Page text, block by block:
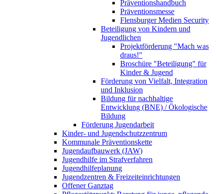
Präventionshandbuch
Präventionsmesse
Flensburger Medien Security
Beteiligung von Kindern und
Jugendlichen
Projektförderung "Mach was
draus!"
Broschüre "Beteiligung" für
Kinder & Jugend
Förderung von Vielfalt, Integration
und Inklusion
Bildung für nachhaltige
Entwicklung (BNE) / Ökologische
Bildung
Förderung Jugendarbeit
Kinder- und Jugendschutzzentrum
Kommunale Präventionskette
Jugendaufbauwerk (JAW)
Jugendhilfe im Strafverfahren
Jugendhilfeplanung
Jugendzentren & Freizeiteinrichtungen
Offener Ganztag